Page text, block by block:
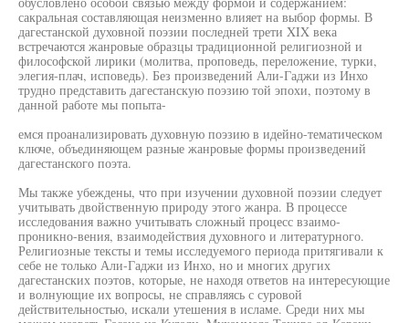
сакральная составляющая неизменно влияет на выбор формы. В
дагестанской духовной поэзии последней трети XIX века
встречаются жанровые образцы традиционной религиозной и
философской лирики (молитва, проповедь, переложение, турки,
элегия-плач, исповедь). Без произведений Али-Гаджи из Инхо
трудно представить дагестанскую поэзию той эпохи, поэтому в
данной работе мы попыта-
емся проанализировать духовную поэзию в идейно-тематическом
ключе, объединяющем разные жанровые формы произведений
дагестанского поэта.
Мы также убеждены, что при изучении духовной поэзии следует
учитывать двойственную природу этого жанра. В процессе
исследования важно учитывать сложный процесс взаимо-
проникно-вения, взаимодействия духовного и литературного.
Религиозные тексты и темы исследуемого периода притягивали к
себе не только Али-Гаджи из Инхо, но и многих других
дагестанских поэтов, которые, не находя ответов на интересующие
и волнующие их вопросы, не справляясь с суровой
действительностью, искали утешения в исламе. Среди них мы